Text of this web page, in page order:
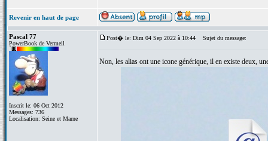
Revenir en haut de page
Pascal 77
PowerBook de Vermeil
Inscrit le: 06 Oct 2012
Messages: 736
Localisation: Seine et Marne
Post� le: Dim 04 Sep 2022 à 10:44 Sujet du message:
Non, les alias ont une icone générique, il en existe deux,